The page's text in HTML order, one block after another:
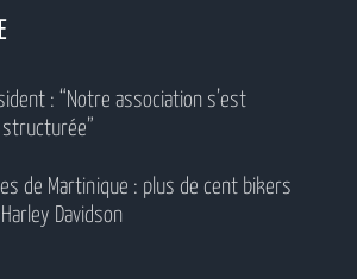
: “Notre association s’est
de Martinique : plus de cent bikers
Davidson